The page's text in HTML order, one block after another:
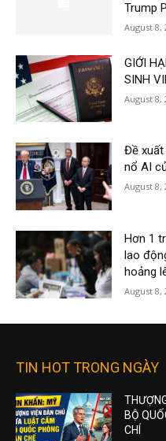
Trump
August 8,
GIỚI
SINH
August 8,
Đề xuất
nổ AI
August 8,
Hơn 1
lao
hoảng
August 8,
TIN HOT TRONG NGÀY
BỘ
CHÍ